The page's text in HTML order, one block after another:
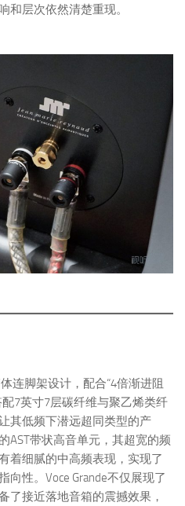
和层次依然清楚重现。
连脚架设计，配合“4倍渐进阻
7英寸7层碳纤维与聚乙烯类纤
其低频下潜远超同类型的产
AST带状高音单元，其超宽的频
着细腻的中高频表现，实现了
向性。Voce Grande不仅展现了
了接近落地音箱的震撼效果，